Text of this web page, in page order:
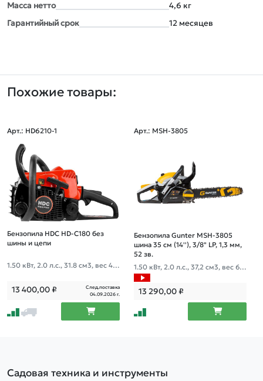
Масса нетто
4,6 кг
Гарантийный срок
12 месяцев
Похожие товары:
Арт.: HD6210-1
Бензопила HDC HD-C180 без
шины и цепи
1.50 кВт, 2.0 л.с., 31.8 см3, вес 4 к
13 400,00₽
След.поставка
04.09.2026 г.
Арт.: MSH-3805
Бензопила Gunter MSH-3805
шина 35 см (14''), 3/8" LP, 1,3 мм,
52 зв.
1.50 кВт, 2.0 л.с., 37,2 см3, вес 6 к
г
13 290,00₽
Садовая техника и инструменты